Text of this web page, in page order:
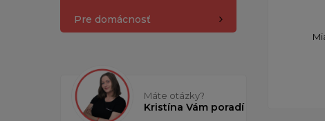
Pre domácnosť
Máte otázky?
Kristína Vám poradí